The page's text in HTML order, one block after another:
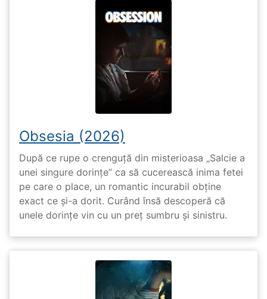
Obsesia (2026)
După ce rupe o crenguță din misterioasa „Salcie a
unei singure dorințe” ca să cucerească inima fetei
pe care o place, un romantic incurabil obține
exact ce și-a dorit. Curând însă descoperă că
unele dorințe vin cu un preț sumbru și sinistru.